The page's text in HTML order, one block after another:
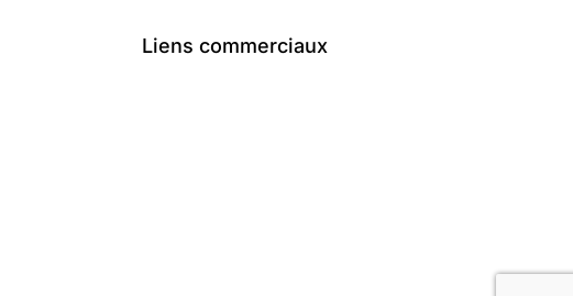
Liens commerciaux